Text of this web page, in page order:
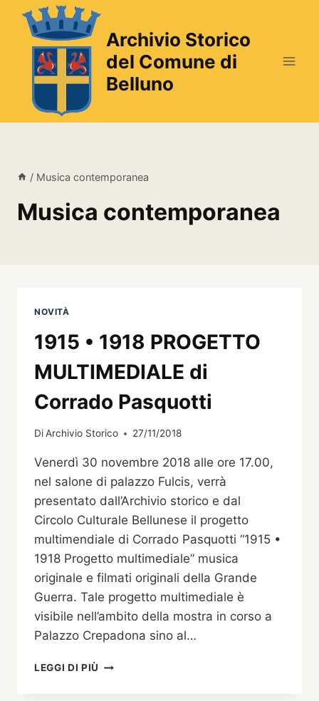
Salta
contenuto
Archivio Storico
del Comune di
Belluno
/ Musica contemporanea
Musica contemporanea
NOVITÀ
1915 • 1918 PROGETTO
MULTIMEDIALE di
Corrado Pasquotti
DiArchivio Storico 27/11/2018
Venerdì 30 novembre 2018 alle ore 17.00,
nel salone di palazzo Fulcis, verrà
presentato dall’Archivio storico e dal
Circolo Culturale Bellunese il progetto
multimendiale di Corrado Pasquotti “1915 •
1918 Progetto multimediale” musica
originale e filmati originali della Grande
Guerra. Tale progetto multimediale è
visibile nell’ambito della mostra in corso a
Palazzo Crepadona sino al…
LEGGI DI PIÙ 1915